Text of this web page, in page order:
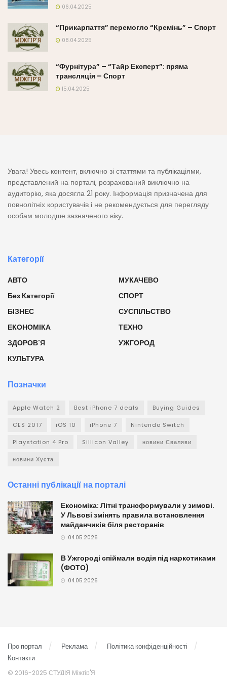
06.04.2025
“Прикарпаття” перемогло “Кремінь” – Спорт
08.04.2025
“Фурнітура” – “Тайр Експерт”: пряма
трансляція – Спорт
15.04.2025
Увага! Увесь контент, включно зі статтями та публікаціями,
представлений на порталі, розрахований виключно на
аудиторію, яка досягла 21 року. Інформація призначена для
повнолітніх користувачів і не рекомендується для перегляду
особам молодше зазначеного віку.
Категорії
АВТО
Без Категорії
БІЗНЕС
ЕКОНОМІКА
ЗДОРОВ'Я
КУЛЬТУРА
МУКАЧЕВО
СПОРТ
СУСПІЛЬСТВО
ТЕХНО
УЖГОРОД
Позначки
Apple Watch 2 Best iPhone 7 deals Buying Guides
CES 2017 iOS 10 iPhone 7 Nintendo Switch
Playstation 4 Pro Sillicon Valley новини Сваляви
новини Хуста
Останні публікації на порталі
Економіка: Літні трансформували у зимові.
У Львові змінять правила встановлення
майданчиків біля ресторанів
04.05.2026
В Ужгороді спіймали водія під наркотиками
(ФОТО)
04.05.2026
Про портал Реклама
Політика конфіденційності
Контакти
© 2016-2025 СТУДІЯ Міжгір'Я